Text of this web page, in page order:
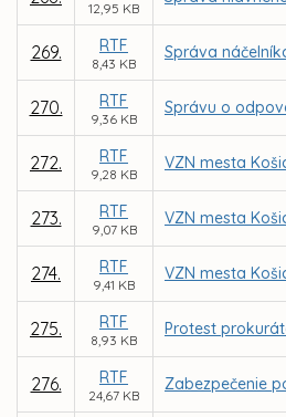
12,95 KB
269. RTF
8,43 KB
Správa
270. RTF
9,36 KB
Správu o
272. RTF
9,28 KB
VZN mesta
273. RTF
9,07 KB
VZN mesta
274. RTF
9,41 KB
VZN mesta
275. RTF
8,93 KB
Protest
276. RTF
24,67 KB
Zabezpečenie